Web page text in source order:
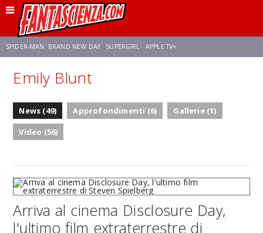
SPIDER-MAN: BRAND NEW DAY SUPERGIRL APPLE TV+
FRANCO RICCIARDIELLO ZENDAYA
NETFLIX SADIE SINK
Emily Blunt
News (49) Approfondimenti (6)
Gallerie (1)
Video (56)
Arriva al cinema Disclosure Day,
l'ultimo film extraterrestre di